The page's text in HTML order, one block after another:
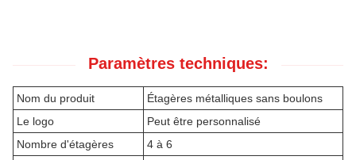
Paramètres techniques:
Nom du produit
Étagères métalliques sans boulons
Le logo
Peut être personnalisé
Nombre d'étagères
4 à 6